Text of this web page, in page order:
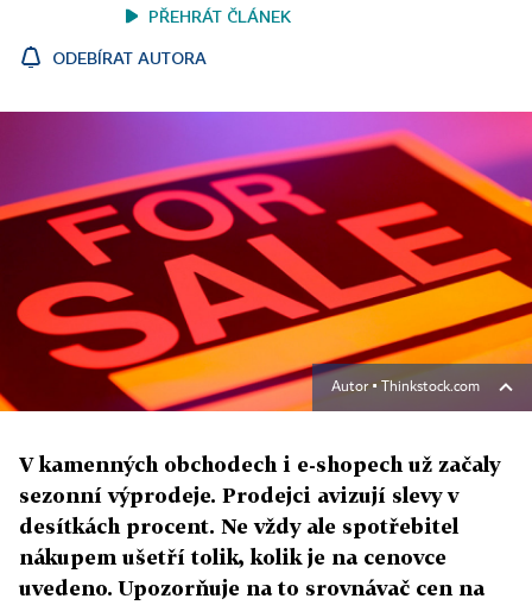
PŘEHRÁT ČLÁNEK
ODEBÍRAT AUTORA
Autor ▪ Thinkstock.com
V kamenných obchodech i e-shopech už začaly
sezonní výprodeje. Prodejci avizují slevy v
desítkách procent. Ne vždy ale spotřebitel
nákupem ušetří tolik, kolik je na cenovce
uvedeno. Upozorňuje na to srovnávač cen na